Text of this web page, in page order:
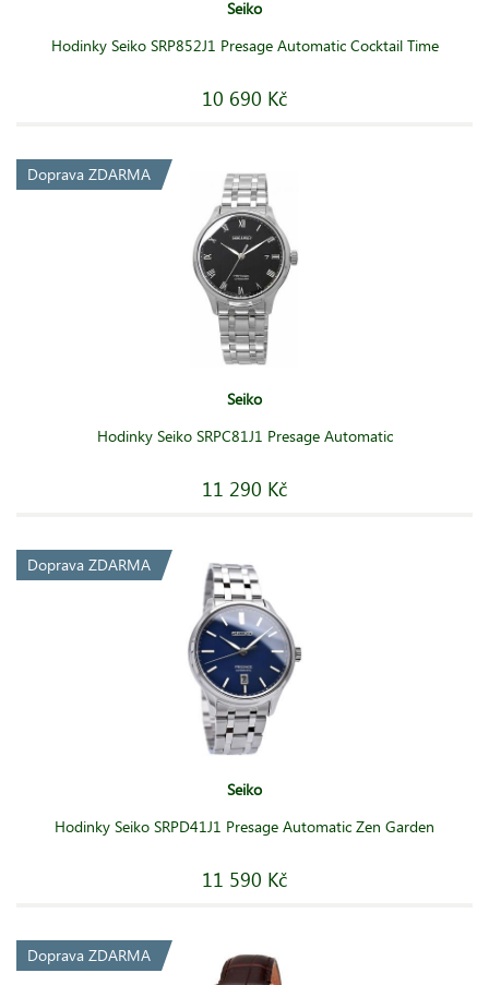
Seiko
Hodinky Seiko SRP852J1 Presage Automatic Cocktail Time
10 690 Kč
Doprava ZDARMA
Seiko
Hodinky Seiko SRPC81J1 Presage Automatic
11 290 Kč
Doprava ZDARMA
Seiko
Hodinky Seiko SRPD41J1 Presage Automatic Zen Garden
11 590 Kč
Doprava ZDARMA